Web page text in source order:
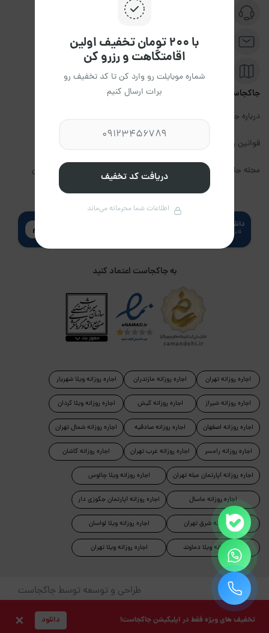
فلکه اول صادقیه، ستارخان چهار راه خسرو جنب
پاساژ برلیان پلاک ۹۵۸طبقه 3 واحد 3
جاکجاست
درباره جاکجاست
قوانین و مقررات جاکجاست
مجله جاکجاست حریم خصوصی کاربران
دانلود اپلیکیشن جاکجاست
قابل دریافت از کافه بازار، مایکت و گوگل
به جاکجاست اعتماد کنید
اجاره روزانه تهران
اجاره روزانه شیراز
اجاره روزانه اصفهان
اجاره روزانه رامسر
اجاره روزانه مازندران
اجاره روزانه کیش
اجاره روزانه صادقیه
اجاره روزانه غرب تهران
اجاره روزانه ویلا شهریار
اجاره روزانه ویلا کردان
اجاره روزانه شمال تهران
اجاره روزانه کاشان
اجاره روزانه آپارتمان مبله تهران
اجاره روزانه ماسال
اجاره روزانه شرق تهران
اجاره روزانه ویلا دماوند
اجاره روزانه ویلا چالوس
اجاره روزانه آپارتمان جکوزی دار
اجاره روزانه ویلا لواسان
اجاره روزانه ویلا تهران
طراحی و توسعه توسط جاکجاست
© کلیه حقوق این سایت محفوظ و متعلق به شرکت کیمیای سبز
حیات است.
تخفیف های ویژه فقط در اپلیکیشن جاکجاست! دانلود ×
با ۲۰۰ تومان تخفیف اولین
اقامتگاهت و رزرو کن
شماره موبایلت رو وارد کن تا کد تخفیف رو
برات ارسال کنیم
دریافت کد تخفیف
اطلاعات شما محرمانه می‌ماند